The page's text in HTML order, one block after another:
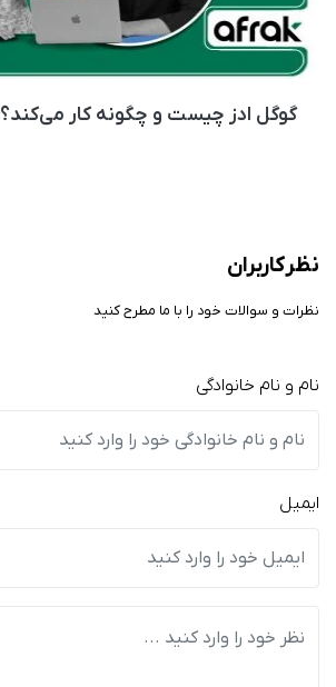
گوگل ادز چیست و چگونه کار می‌کند؟
نظر کاربران
نظرات و سوالات خود را با ما مطرح کنید
نام و نام خانوادگی
ایمیل